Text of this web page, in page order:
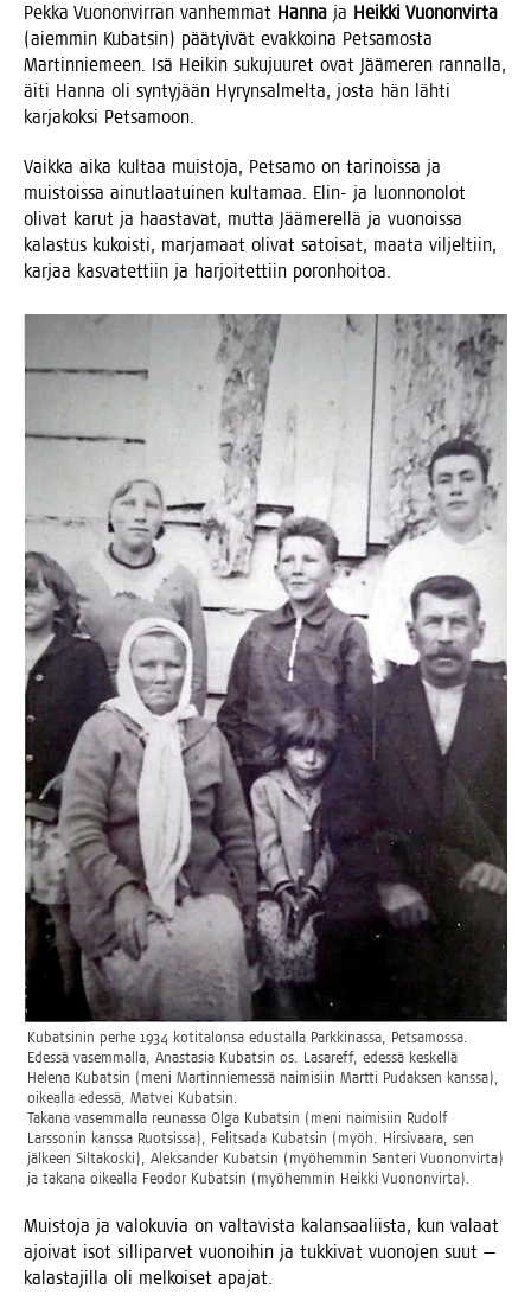
Pek­ka Vuo­non­vir­ran van­hem­mat Han­na ja Heik­ki Vuo­non­vir­ta
(aiem­min Kubat­sin) pää­tyi­vät evak­koi­na Pet­sa­mos­ta
Mar­tin­nie­meen. Isä Hei­kin suku­juu­ret ovat Jää­me­ren ran­nal­la,
äiti Han­na oli syn­ty­jään Hyryn­sal­mel­ta, jos­ta hän läh­ti
kar­ja­kok­si Petsamoon.
Vaik­ka aika kul­taa muis­to­ja, Pet­sa­mo on tari­nois­sa ja
muis­tois­sa ainut­laa­tui­nen kul­ta­maa. Elin- ja luon­no­no­lot
oli­vat karut ja haas­ta­vat, mut­ta Jää­me­rel­lä ja vuo­nois­sa
kalas­tus kukois­ti, mar­ja­maat oli­vat satoi­sat, maa­ta vil­jel­tiin,
kar­jaa kas­va­tet­tiin ja har­joi­tet­tiin poronhoitoa.
Kubat­si­nin per­he 1934 koti­ta­lon­sa edus­tal­la Park­ki­nas­sa, Pet­sa­mos­sa.
Edes­sä vasem­mal­la, Anas­ta­sia Kubat­sin os. Lasa­reff, edes­sä kes­kel­lä
Hele­na Kubat­sin (meni Mar­tin­nie­mes­sä nai­mi­siin Mart­ti Pudak­sen kans­sa),
oikeal­la edes­sä, Mat­vei Kubat­sin.
Taka­na vasem­mal­la reu­nas­sa Olga Kubat­sin (meni nai­mi­siin Rudolf
Lars­so­nin kans­sa Ruot­sis­sa), Felit­sa­da Kubat­sin (myöh. Hir­si­vaa­ra, sen
jäl­keen Sil­ta­kos­ki), Alek­san­der Kubat­sin (myö­hem­min San­te­ri Vuo­non­vir­ta)
ja taka­na oikeal­la Feo­dor Kubat­sin (myö­hem­min Heik­ki Vuononvirta).
Muis­to­ja ja valo­ku­via on val­ta­vis­ta kalan­saa­liis­ta, kun valaat
ajoi­vat isot sil­li­par­vet vuo­noi­hin ja tuk­ki­vat vuo­no­jen suut —
kalas­ta­jil­la oli mel­koi­set apajat.